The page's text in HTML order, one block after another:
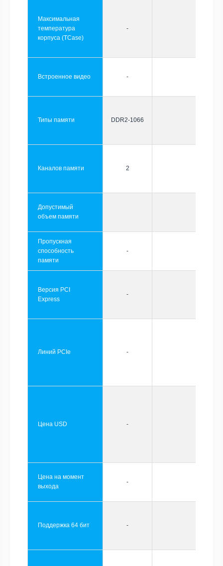
Максимальная
температура
корпуса (TCase)
-
Встроенное видео -
Типы памяти DDR2-1066
Каналов памяти 2
Допустимый
объем памяти
Пропускная
способность
памяти
-
Версия PCI
Express
-
Линий PCIe -
Цена USD -
Цена на момент
выхода
-
Поддержка 64 бит -